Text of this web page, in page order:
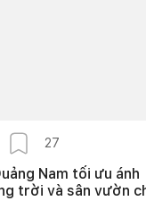
27
Nam tối ưu ánh
trời và sân vườn